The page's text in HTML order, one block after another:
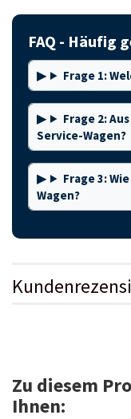
FAQ - Häufig
Frage 1:
Frage 2:
Service-Wagen?
Frage 3:
Wagen?
Zu diesem
Ihnen: